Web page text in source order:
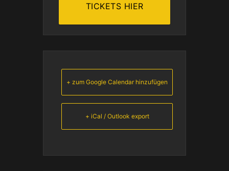
TICKETS HIER
+ zum Google Calendar hinzufügen
+ iCal / Outlook export